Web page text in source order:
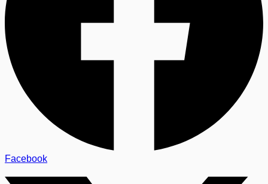
Facebook